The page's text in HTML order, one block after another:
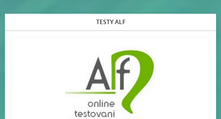
TESTY ALF